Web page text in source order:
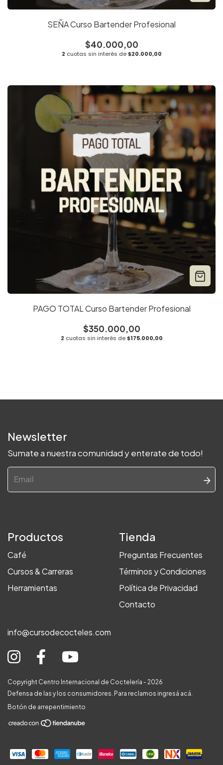
SEÑA Curso Bartender Profesional
$40.000,00
2 cuotas sin interés de$20.000,00
PAGO TOTAL Curso Bartender Profesional
$350.000,00
2 cuotas sin interés de$175.000,00
Newsletter
Sumate a nuestra comunidad y enterate de todo!
Productos
Café
Cursos & Carreras
Herramientas
Tienda
Preguntas Frecuentes
Términos y Condiciones
Política de Privacidad
Contacto
info@cursodecocteles.com
Copyright Centro Internacional de Coctelería - 2026
Defensa de las y los consumidores. Para reclamos ingresá acá.
Botón de arrepentimiento